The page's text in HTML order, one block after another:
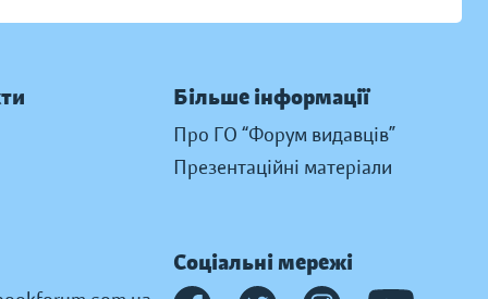
Більше інформації
Про ГО “Форум видавців”
Презентаційні матеріали
Соціальні мережі